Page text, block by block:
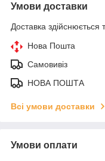
Умови доставки
Доставка здійснюється
Нова Пошта
Самовивіз
НОВА ПОШТА
Всі умови доставки
Умови оплати